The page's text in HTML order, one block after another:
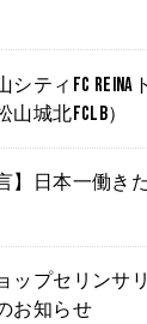
シティFC
城北FCLB）
】日本一働き
ップセリンサ
お知らせ